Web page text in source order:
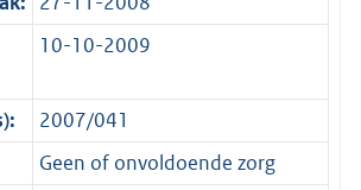
10-10-2009
2007/041
Geen of onvoldoende zorg